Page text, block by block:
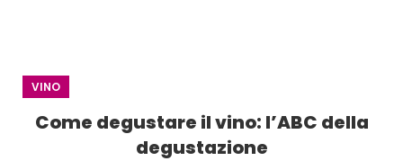
VINO
Come degustare il vino: l’ABC della
degustazione